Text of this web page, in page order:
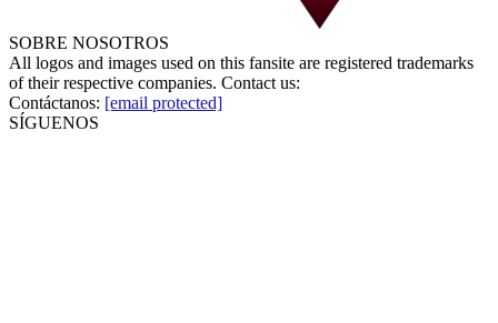
SOBRE NOSOTROS
All logos and images used on this fansite are registered trademarks
of their respective companies. Contact us:
Contáctanos: [email protected]
SÍGUENOS